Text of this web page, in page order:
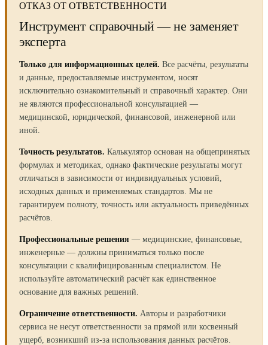
ОТКАЗ ОТ ОТВЕТСТВЕННОСТИ
Инструмент справочный — не заменяет
эксперта
Только для информационных целей. Все расчёты, результаты
и данные, предоставляемые инструментом, носят
исключительно ознакомительный и справочный характер. Они
не являются профессиональной консультацией —
медицинской, юридической, финансовой, инженерной или
иной.
Точность результатов. Калькулятор основан на общепринятых
формулах и методиках, однако фактические результаты могут
отличаться в зависимости от индивидуальных условий,
исходных данных и применяемых стандартов. Мы не
гарантируем полноту, точность или актуальность приведённых
расчётов.
Профессиональные решения — медицинские, финансовые,
инженерные — должны приниматься только после
консультации с квалифицированным специалистом. Не
используйте автоматический расчёт как единственное
основание для важных решений.
Ограничение ответственности. Авторы и разработчики
сервиса не несут ответственности за прямой или косвенный
ущерб, возникший из-за использования данных расчётов.